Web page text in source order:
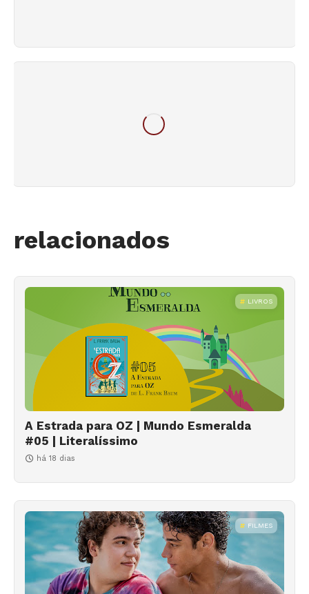
relacionados
LIVROS
A Estrada para OZ | Mundo Esmeralda
#05 | Literalíssimo
há 18 dias
FILMES